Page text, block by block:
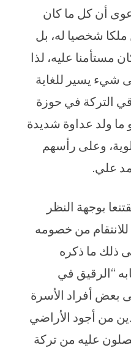
أن كل ما كان
شخصيا له، بل
مستأمنا عليه، لذا
يسير للغاية
التركة في حوزة
ما ولد عداوة شديدة
وعلى رأسهم
علي.
بوجهة النظر
من خصومه
ذلك ما ذكره
“الرقيق في
بعض أفراد الأسرة
من أجود الأراضي
عليه من تركة